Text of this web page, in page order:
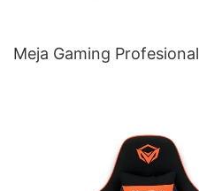
Meja Gaming Profesional